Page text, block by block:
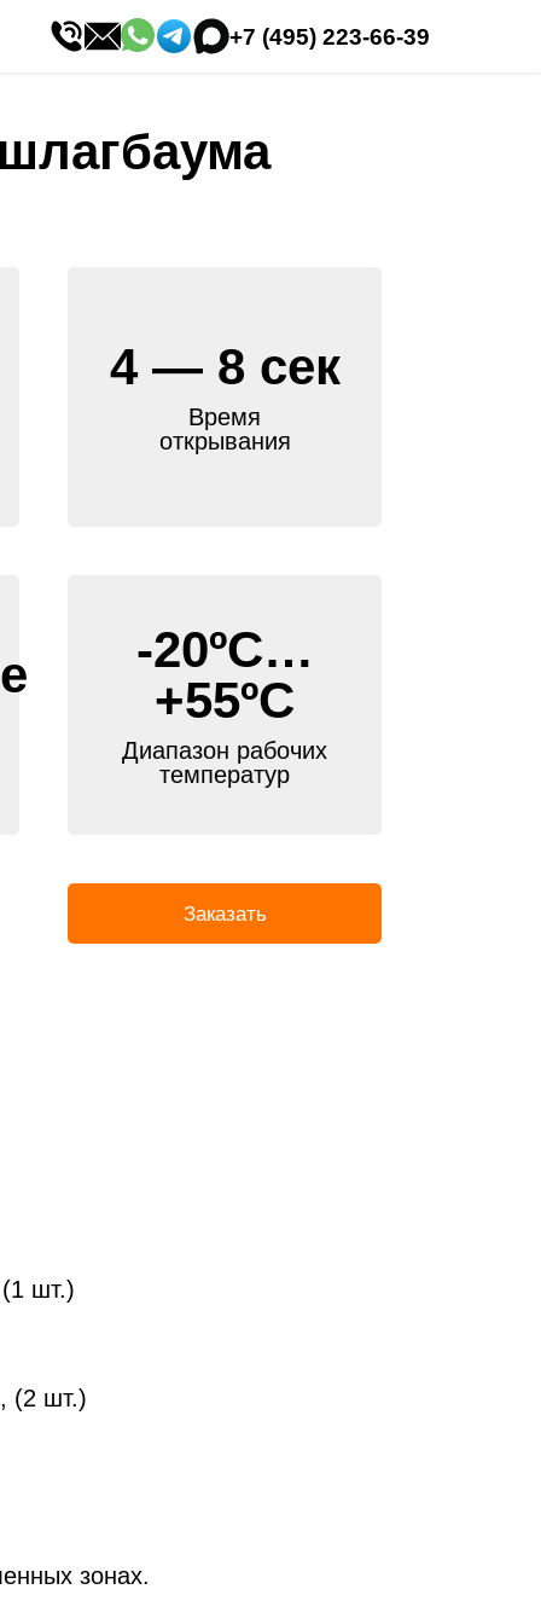
+7 (495) 223-66-39
4 — 8 сек
Время
открывания
-20ºС…
+55ºС
Диапазон рабочих
температур
Заказать
шт.)
(2 шт.)
зонах.